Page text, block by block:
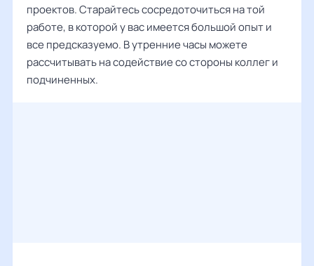
проектов. Старайтесь сосредоточиться на той
работе, в которой у вас имеется большой опыт и
все предсказуемо. В утренние часы можете
рассчитывать на содействие со стороны коллег и
подчиненных.